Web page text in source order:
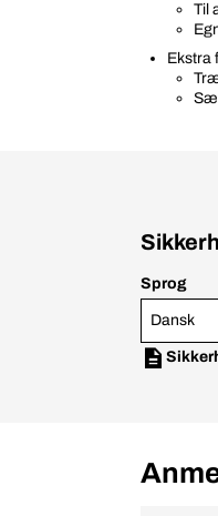
Til
Ekstra
Sprog
Dansk